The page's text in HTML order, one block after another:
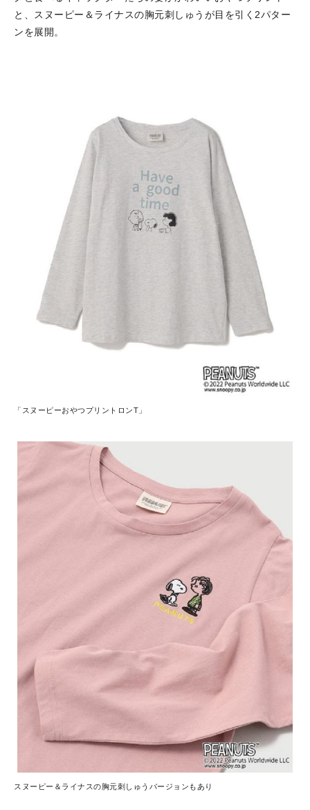
と、スヌーピー＆ライナスの胸元刺しゅうが目を引く2パター
ンを展開。
「スヌーピーおやつプリントロンT」
スヌーピー＆ライナスの胸元刺しゅうバージョンもあり